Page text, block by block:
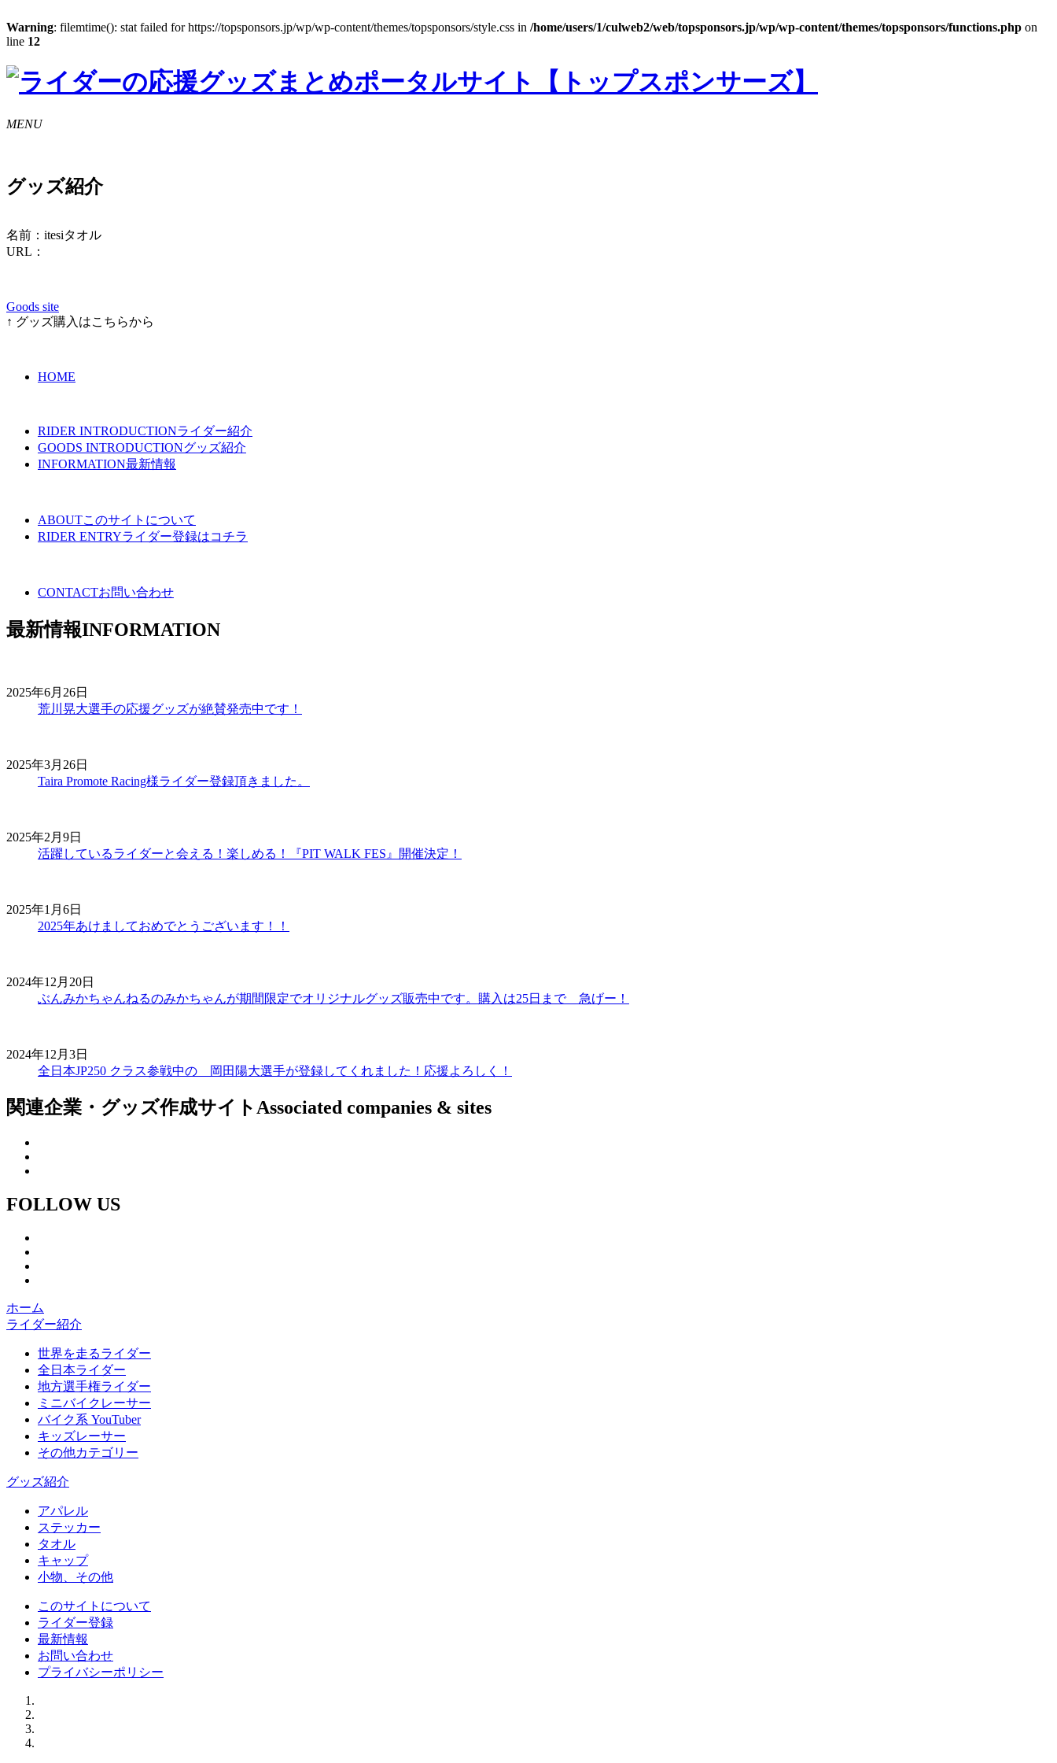
Warning: filemtime(): stat failed for https://topsponsors.jp/wp/wp-content/themes/topsponsors/style.css in /home/users/1/culweb2/web/topsponsors.jp/wp/wp-content/themes/topsponsors/functions.php on
line 12
MENU
グッズ紹介
名前：itesiタオル
URL：
Goods site
↑ グッズ購入はこちらから
HOME
RIDER INTRODUCTIONライダー紹介
GOODS INTRODUCTIONグッズ紹介
INFORMATION最新情報
ABOUTこのサイトについて
RIDER ENTRYライダー登録はコチラ
CONTACTお問い合わせ
最新情報INFORMATION
2025年6月26日
荒川晃大選手の応援グッズが絶賛発売中です！
2025年3月26日
Taira Promote Racing様ライダー登録頂きました。
2025年2月9日
活躍しているライダーと会える！楽しめる！『PIT WALK FES』開催決定！
2025年1月6日
2025年あけましておめでとうございます！！
2024年12月20日
ぶんみかちゃんねるのみかちゃんが期間限定でオリジナルグッズ販売中です。購入は25日まで 急げー！
2024年12月3日
全日本JP250 クラス参戦中の 岡田陽大選手が登録してくれました！応援よろしく！
関連企業・グッズ作成サイトAssociated companies & sites
FOLLOW US
ホーム
ライダー紹介
世界を走るライダー
全日本ライダー
地方選手権ライダー
ミニバイクレーサー
バイク系 YouTuber
キッズレーサー
その他カテゴリー
グッズ紹介
アパレル
ステッカー
タオル
キャップ
小物、その他
このサイトについて
ライダー登録
最新情報
お問い合わせ
プライバシーポリシー